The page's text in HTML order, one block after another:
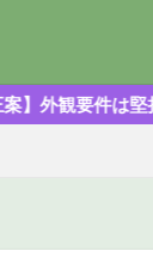
堅持を！ GID